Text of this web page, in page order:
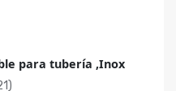
para tubería ,Inox